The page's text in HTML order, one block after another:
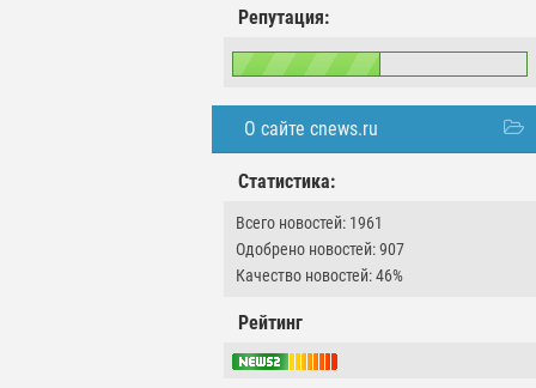
Репутация:
О сайте cnews.ru
Статистика:
Всего новостей: 1961
Одобрено новостей: 907
Качество новостей: 46%
Рейтинг